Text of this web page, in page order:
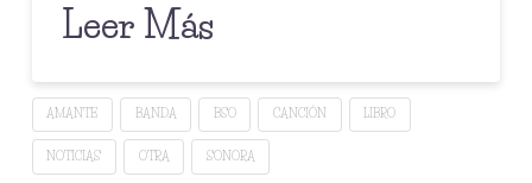
Leer Más
AMANTE BANDA BSO CANCIÓN LIBRO
NOTICIAS OTRA SONORA